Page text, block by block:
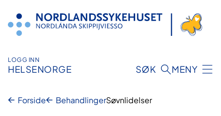
innhold
LOGG INN
HELSENORGE SØK MENY
Forside BehandlingerSøvnlidelser